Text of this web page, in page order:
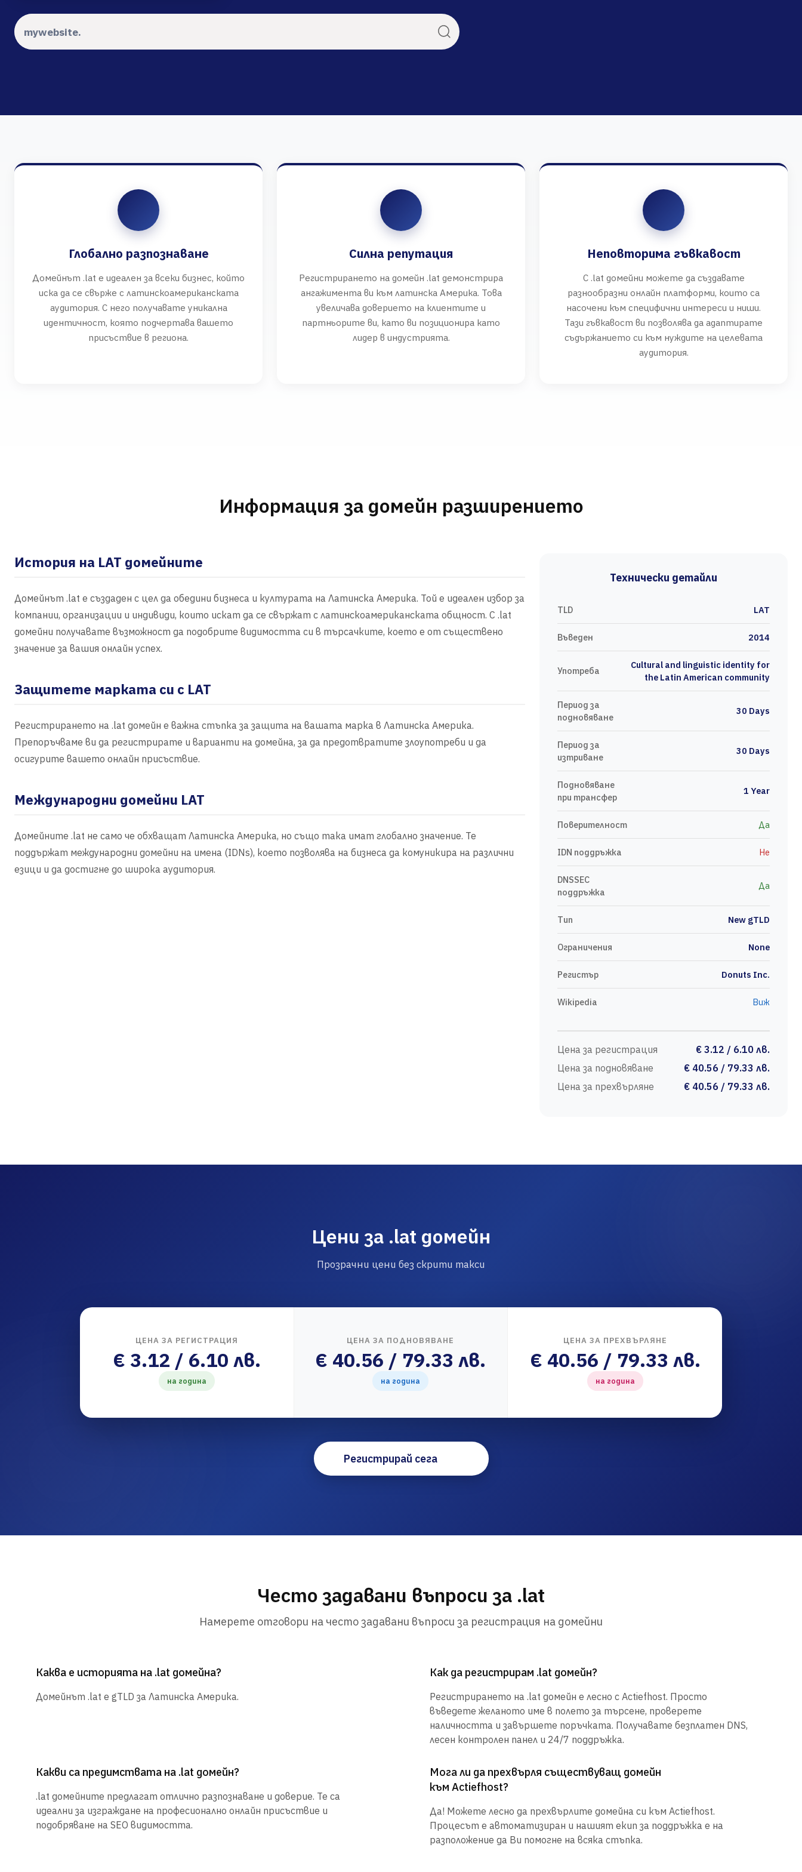
Глобално разпознаване
Домейнът .lat е идеален за всеки бизнес, който
иска да се свърже с латинскоамериканската
аудитория. С него получавате уникална
идентичност, която подчертава вашето
присъствие в региона.
Силна репутация
Регистрирането на домейн .lat демонстрира
ангажимента ви към латинска Америка. Това
увеличава доверието на клиентите и
партньорите ви, като ви позиционира като
лидер в индустрията.
Неповторима гъвкавост
С .lat домейни можете да създавате
разнообразни онлайн платформи, които са
насочени към специфични интереси и ниши.
Тази гъвкавост ви позволява да адаптирате
съдържанието си към нуждите на целевата
аудитория.
Информация за домейн разширението
История на LAT домейните
Домейнът .lat е създаден с цел да обедини бизнеса и културата на Латинска Америка. Той е идеален избор за
компании, организации и индивиди, които искат да се свържат с латинскоамериканската общност. С .lat
домейни получавате възможност да подобрите видимостта си в търсачките, което е от съществено
значение за вашия онлайн успех.
Защитете марката си с LAT
Регистрирането на .lat домейн е важна стъпка за защита на вашата марка в Латинска Америка.
Препоръчваме ви да регистрирате и варианти на домейна, за да предотвратите злоупотреби и да
осигурите вашето онлайн присъствие.
Международни домейни LAT
Домейните .lat не само че обхващат Латинска Америка, но също така имат глобално значение. Те
поддържат международни домейни на имена (IDNs), което позволява на бизнеса да комуникира на различни
езици и да достигне до широка аудитория.
Технически детайли
TLD LAT
Въведен 2014
Употреба
Cultural and linguistic identity for
the Latin American community
Период за
подновяване
30 Days
Период за
изтриване
30 Days
Подновяване
при трансфер
1 Year
Поверителност Да
IDN поддръжка Не
DNSSEC
поддръжка
Да
Тип New gTLD
Ограничения None
Регистър Donuts Inc.
Wikipedia Виж
Цена за регистрация
€ 3.12 / 6.10 лв.
Цена за подновяване
€ 40.56 / 79.33 лв.
Цена за прехвърляне
€ 40.56 / 79.33 лв.
Цени за .lat домейн
Прозрачни цени без скрити такси
ЦЕНА ЗА РЕГИСТРАЦИЯ
€ 3.12 / 6.10 лв.
на година
ЦЕНА ЗА ПОДНОВЯВАНЕ
€ 40.56 / 79.33 лв.
на година
ЦЕНА ЗА ПРЕХВЪРЛЯНЕ
€ 40.56 / 79.33 лв.
на година
Регистрирай сега
Често задавани въпроси за .lat
Намерете отговори на често задавани въпроси за регистрация на домейни
Каква е историята на .lat домейна?
Домейнът .lat е gTLD за Латинска Америка.
Как да регистрирам .lat домейн?
Регистрирането на .lat домейн е лесно с Actiefhost. Просто
въведете желаното име в полето за търсене, проверете
наличността и завършете поръчката. Получавате безплатен DNS,
лесен контролен панел и 24/7 поддръжка.
Какви са предимствата на .lat домейн?
.lat домейните предлагат отлично разпознаване и доверие. Те са
идеални за изграждане на професионално онлайн присъствие и
подобряване на SEO видимостта.
Мога ли да прехвърля съществуващ домейн
към Actiefhost?
Да! Можете лесно да прехвърлите домейна си към Actiefhost.
Процесът е автоматизиран и нашият екип за поддръжка е на
разположение да Ви помогне на всяка стъпка.